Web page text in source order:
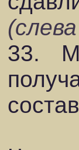
33.